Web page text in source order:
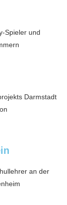
Spieler und
Darmstadt
an der